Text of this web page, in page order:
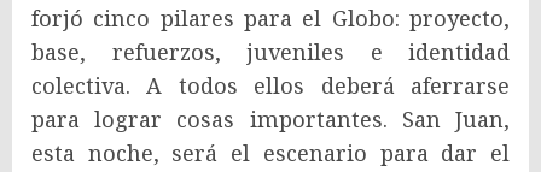
forjó cinco pilares para el Globo: proyecto,
base, refuerzos, juveniles e identidad
colectiva. A todos ellos deberá aferrarse
para lograr cosas importantes. San Juan,
esta noche, será el escenario para dar el